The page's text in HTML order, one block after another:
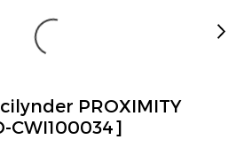
PROXIMITY
CWI100034]